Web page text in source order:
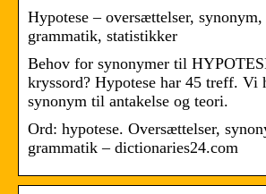
Hypotese – oversættelser,
grammatik, statistikker
Behov for synonymer til
kryssord? Hypotese har 45 treff. Vi
synonym til antakelse og teori.
Ord: hypotese. Oversættelser,
grammatik – dictionaries24.com